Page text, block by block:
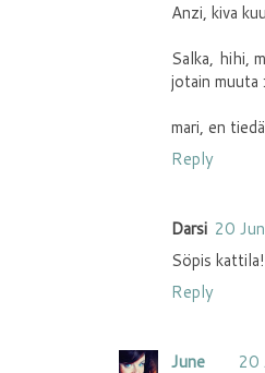
Anzi, kiva
Salka, hihi,
jotain muuta
mari, en
Reply
Darsi 20
Söpis
Reply
June 20